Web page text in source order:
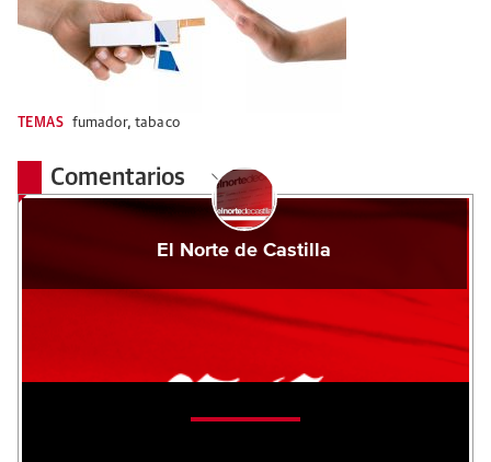
TEMAS fumador, tabaco
Comentarios
El Norte de Castilla